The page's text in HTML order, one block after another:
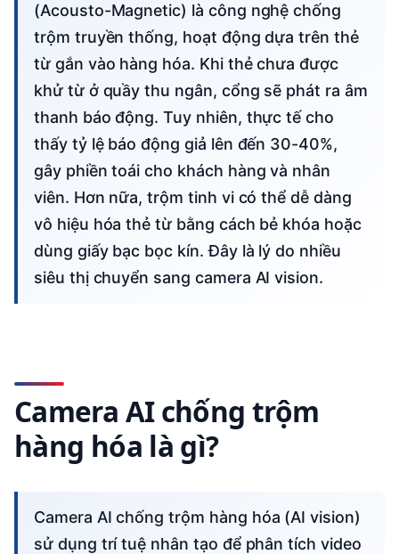
(Acousto-Magnetic) là công nghệ chống
trộm truyền thống, hoạt động dựa trên thẻ
từ gắn vào hàng hóa. Khi thẻ chưa được
khử từ ở quầy thu ngân, cổng sẽ phát ra âm
thanh báo động. Tuy nhiên, thực tế cho
thấy tỷ lệ báo động giả lên đến 30-40%,
gây phiền toái cho khách hàng và nhân
viên. Hơn nữa, trộm tinh vi có thể dễ dàng
vô hiệu hóa thẻ từ bằng cách bẻ khóa hoặc
dùng giấy bạc bọc kín. Đây là lý do nhiều
siêu thị chuyển sang camera AI vision.
Camera AI chống trộm
hàng hóa là gì?
Camera AI chống trộm hàng hóa (AI vision)
sử dụng trí tuệ nhân tạo để phân tích video